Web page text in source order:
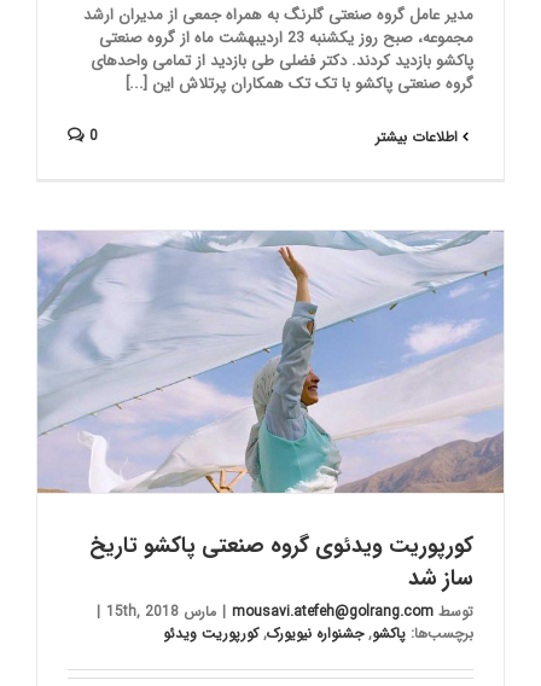
مدیر عامل گروه صنعتی گلرنگ به همراه جمعی از مدیران ارشد
مجموعه، صبح روز یکشنبه 23 اردیبهشت ماه از گروه صنعتی
پاکشو بازدید کردند. دکتر فضلی طی بازدید از تمامی واحدهای
گروه صنعتی پاکشو با تک تک همکاران پرتلاش این [...]
اطلاعات بیشتر 0
کورپوریت ویدئوی گروه صنعتی پاکشو تاریخ
ساز شد
توسط mousavi.atefeh@golrang.com
| مارس 15th, 2018
|
برچسب‌ها: پاکشو,جشنواره نیویورک,کورپوریت ویدئو